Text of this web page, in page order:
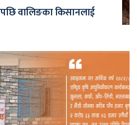
वालिङका किसानलाई